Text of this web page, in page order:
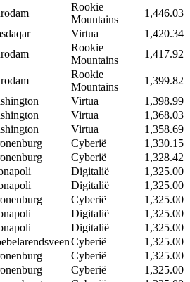
Rookie
Mountains
1,446.03
Virtua
1,420.34
Rookie
Mountains
1,417.92
Rookie
Mountains
1,399.82
Virtua
1,398.99
Virtua
1,368.03
Virtua
1,358.69
Cyberië
1,330.15
Cyberië
1,328.42
Digitalië
1,325.00
Digitalië
1,325.00
Cyberië
1,325.00
Digitalië
1,325.00
Digitalië
1,325.00
Cyberië
1,325.00
Cyberië
1,325.00
Cyberië
1,325.00